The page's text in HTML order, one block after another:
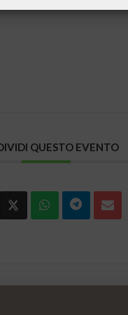
QUESTO EVENTO